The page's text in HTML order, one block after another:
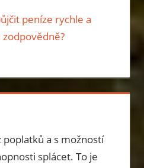
peníze rychle a
poplatků a s možností
splácet. To je